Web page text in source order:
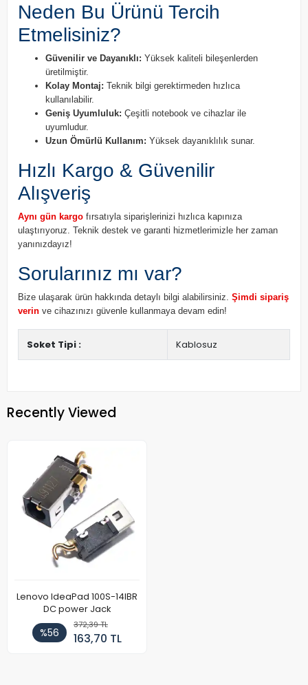
Neden Bu Ürünü Tercih
Etmelisiniz?
Güvenilir ve Dayanıklı: Yüksek kaliteli bileşenlerden
üretilmiştir.
Kolay Montaj: Teknik bilgi gerektirmeden hızlıca
kullanılabilir.
Geniş Uyumluluk: Çeşitli notebook ve cihazlar ile
uyumludur.
Uzun Ömürlü Kullanım: Yüksek dayanıklılık sunar.
Hızlı Kargo & Güvenilir
Alışveriş
Aynı gün kargo fırsatıyla siparişlerinizi hızlıca kapınıza
ulaştırıyoruz. Teknik destek ve garanti hizmetlerimizle her zaman
yanınızdayız!
Sorularınız mı var?
Bize ulaşarak ürün hakkında detaylı bilgi alabilirsiniz. Şimdi sipariş
verin ve cihazınızı güvenle kullanmaya devam edin!
Soket Tipi : Kablosuz
Recently Viewed
Lenovo IdeaPad 100S-14IBR
DC power Jack
%56
372,39 TL
163,70 TL